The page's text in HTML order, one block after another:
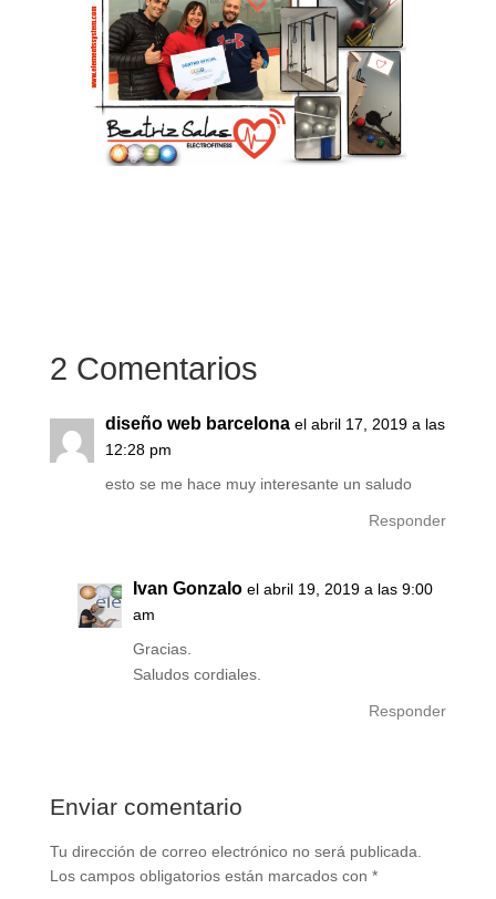
2 Comentarios
diseño web barcelona el abril 17, 2019 a las
12:28 pm
esto se me hace muy interesante un saludo
Responder
Ivan Gonzalo el abril 19, 2019 a las 9:00
am
Gracias.
Saludos cordiales.
Responder
Enviar comentario
Tu dirección de correo electrónico no será publicada.
Los campos obligatorios están marcados con *